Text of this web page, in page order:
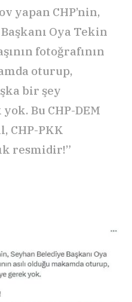
yapan CHP’nin,
Oya Tekin
fotoğrafının
oturup,
bir şey
Bu CHP-DEM
CHP-PKK
resmidir!”